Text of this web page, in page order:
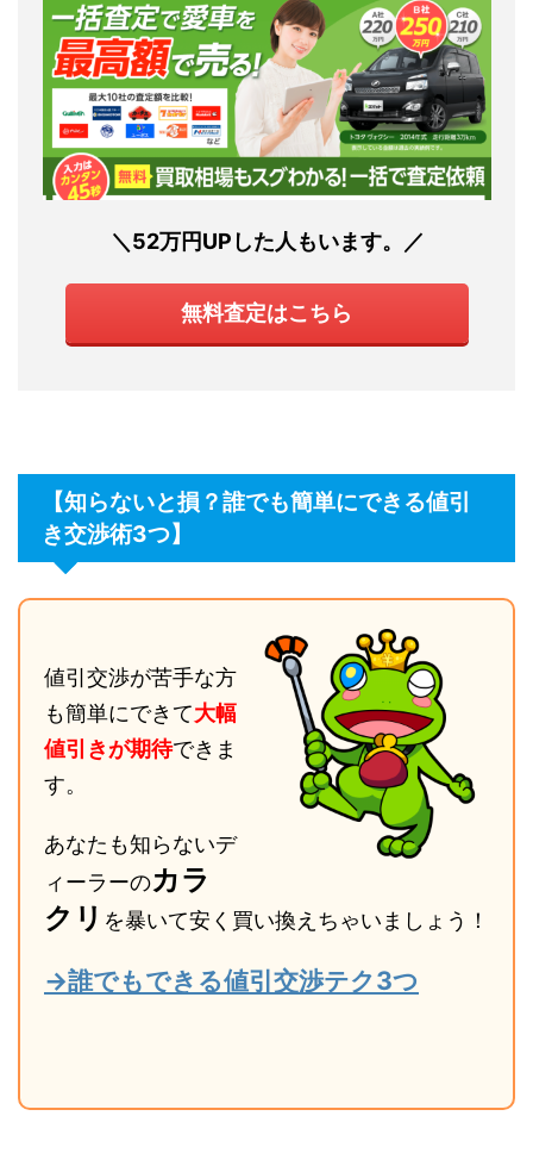
＼52万円UPした人もいます。／
無料査定はこちら
【知らないと損？誰でも簡単にできる値引
き交渉術3つ】
値引交渉が苦手な方
も簡単にできて大幅
値引きが期待できま
す。
あなたも知らないデ
ィーラーのカラ
クリ を暴いて安く買い換えちゃいましょう！
→誰でもできる値引交渉テク3つ